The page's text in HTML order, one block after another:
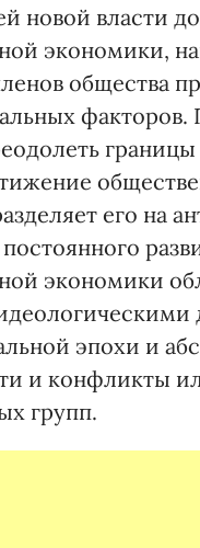
новой власти
экономики,
общества
его на
экономики
эпохи и
и конфликты
групп.